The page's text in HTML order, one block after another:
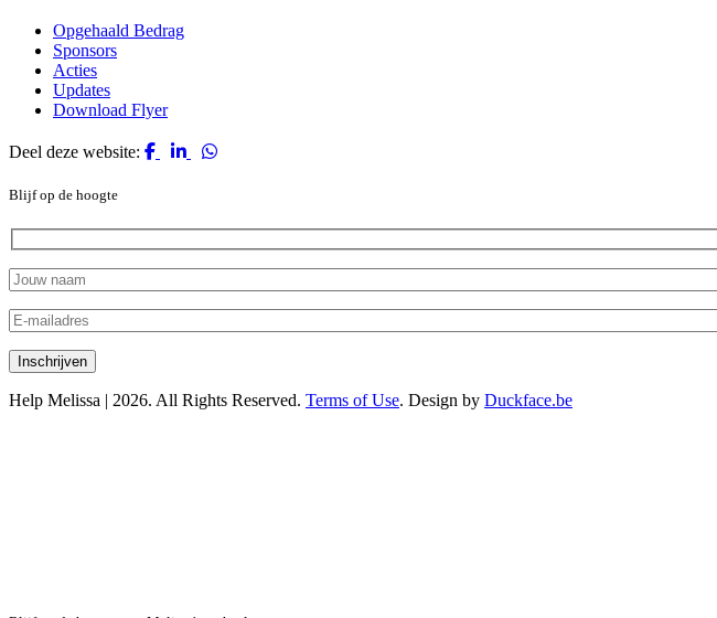
Opgehaald Bedrag
Sponsors
Acties
Updates
Download Flyer
Deel deze website:
Blijf op de hoogte
Help Melissa | 2026. All Rights Reserved. Terms of Use. Design by Duckface.be